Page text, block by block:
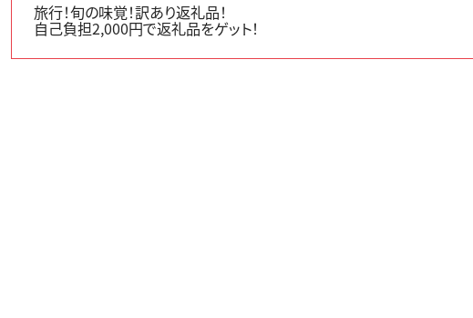
旅行！旬の味覚！訳あり返礼品！
自己負担2,000円で返礼品をゲット！